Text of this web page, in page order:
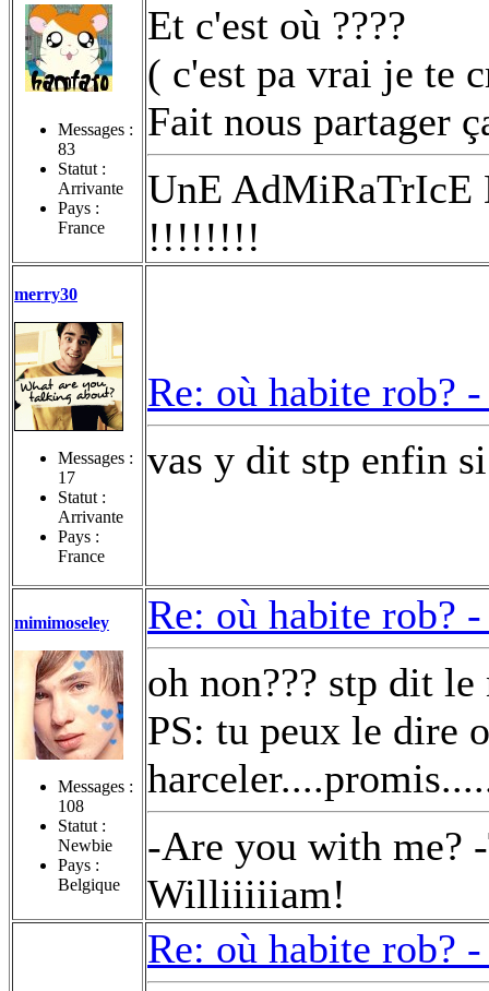
Messages :
83
Statut :
Arrivante
Pays :
France
Et c'est où ????
( c'est pa vrai je te
Fait nous partager
UnE AdMiRaTrIcE
!!!!!!!!
merry30
Messages :
17
Statut :
Arrivante
Pays :
France
Re: où habite rob?
vas y dit stp enfin
mimimoseley
Messages :
108
Statut :
Newbie
Pays :
Belgique
Re: où habite rob?
oh non??? stp dit le
PS: tu peux le dire
-Are you with me?
Williiiiiam!
Re: où habite rob?